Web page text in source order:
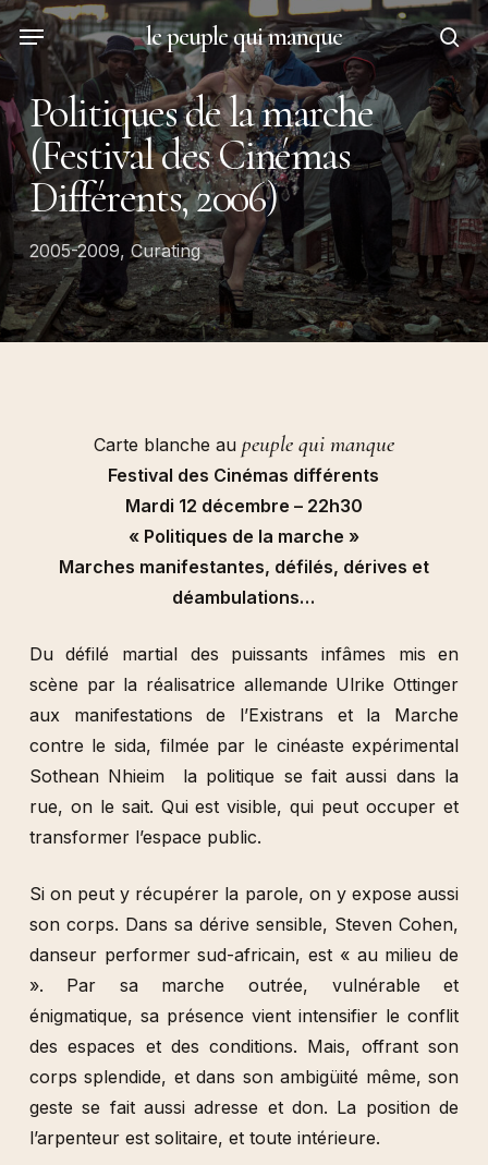
Skip
to
main
content
le peuple qui manque
Menu
Politiques de la marche
(Festival des Cinémas
Différents, 2006)
2005-2009, Curating
Carte blanche au peuple qui manque
Festival des Cinémas différents
Mardi 12 décembre – 22h30
« Politiques de la marche »
Marches manifestantes, défilés, dérives et
déambulations…
Du défilé martial des puissants infâmes mis en
scène par la réalisatrice allemande Ulrike Ottinger
aux manifestations de l’Existrans et la Marche
contre le sida, filmée par le cinéaste expérimental
Sothean Nhieim la politique se fait aussi dans la
rue, on le sait. Qui est visible, qui peut occuper et
transformer l’espace public.
Si on peut y récupérer la parole, on y expose aussi
son corps. Dans sa dérive sensible, Steven Cohen,
danseur performer sud-africain, est « au milieu de
». Par sa marche outrée, vulnérable et
énigmatique, sa présence vient intensifier le conflit
des espaces et des conditions. Mais, offrant son
corps splendide, et dans son ambigüité même, son
geste se fait aussi adresse et don. La position de
l’arpenteur est solitaire, et toute intérieure.